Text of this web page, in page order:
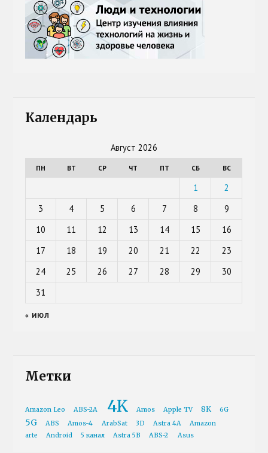
Календарь
Август 2026
ПН ВТ СР ЧТ ПТ СБ ВС
1
2
3
4 5 6 7 8
9
10
11 12 13 14 15
16
17
18 19 20 21 22
23
24
25 26 27 28 29
30
31
« ИЮЛ
Метки
Amazon Leo ABS-2A 4K Amos Apple TV 8K 6G
5G ABS Amos-4 ArabSat 3D Astra 4A
Amazon
arte
Android 5 канал Astra 5B ABS-2 Asus